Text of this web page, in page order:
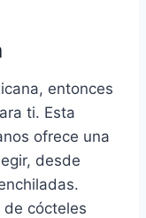
entonces
ti. Esta
ofrece una
desde
de cócteles